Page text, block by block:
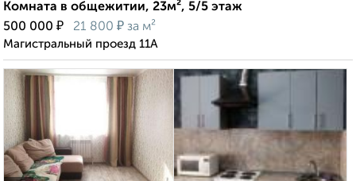
Комната в общежитии, 23м², 5/5 этаж
500 000 ₽ 21 800 ₽ за м²
Магистральный проезд 11А